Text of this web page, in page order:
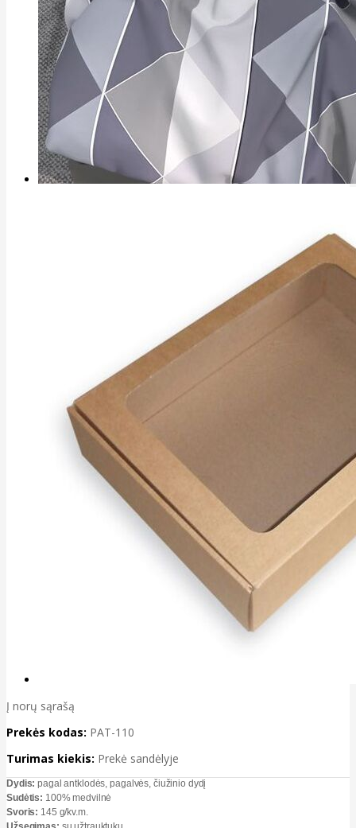
Į norų sąrašą
Prekės kodas: PAT-110
Turimas kiekis: Prekė sandėlyje
Dydis:pagal antklodės, pagalvės, čiužinio dydį
Sudėtis: 100% medvilnė
Svoris: 145 g/kv.m.